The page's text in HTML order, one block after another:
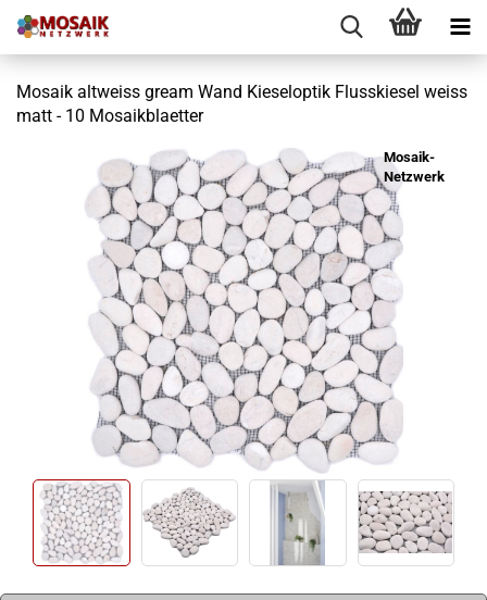
Mosaik altweiss gream Wand Kieseloptik Flusskiesel weiss
matt - 10 Mosaikblaetter
Mosaik-
Netzwerk